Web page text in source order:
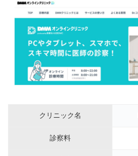
クリニック名
診察料